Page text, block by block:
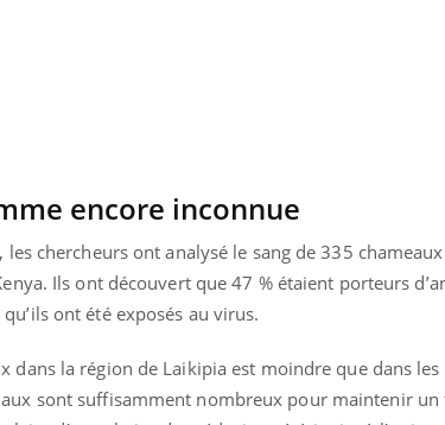
encore inconnue
chercheurs ont analysé le sang de 335
Ils ont découvert que 47 % étaient porteurs
ont été exposés au virus.
dans la région de Laikipia est moindre que dans
sont suffisamment nombreux pour maintenir